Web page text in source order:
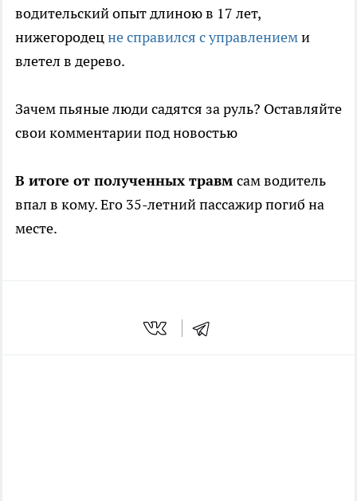
водительский опыт длиною в 17 лет,
нижегородецне справился с управлениеми
влетел в дерево.
Зачем пьяные люди садятся за руль? Оставляйте
свои комментарии под новостью
В итоге от полученных травм сам водитель
впал в кому. Его 35-летний пассажир погиб на
месте.